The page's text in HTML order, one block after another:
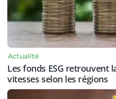
Actualité
Les fonds ESG retrouvent
vitesses selon les régions